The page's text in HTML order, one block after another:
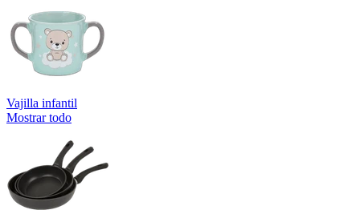
Vajilla infantil
Mostrar todo